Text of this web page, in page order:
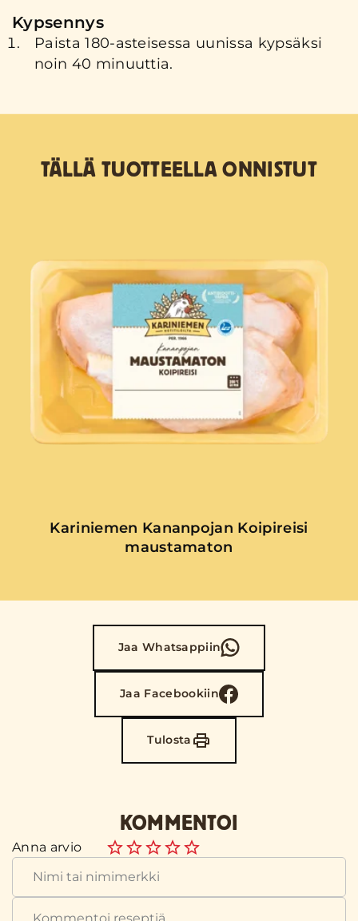
Kypsennys
Paista 180-asteisessa uunissa kypsäksi
noin 40 minuuttia.
TÄLLÄ TUOTTEELLA ONNISTUT
Kariniemen Kananpojan Koipireisi
maustamaton
Jaa Whatsappiin
Jaa Facebookiin
Tulosta
KOMMENTOI
Anna arvio